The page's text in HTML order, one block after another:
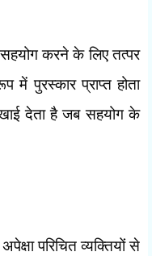
करने के लिए तत्पर
पुरस्कार प्राप्त होता
देता है जब सहयोग के
परिचित व्यक्तियों से